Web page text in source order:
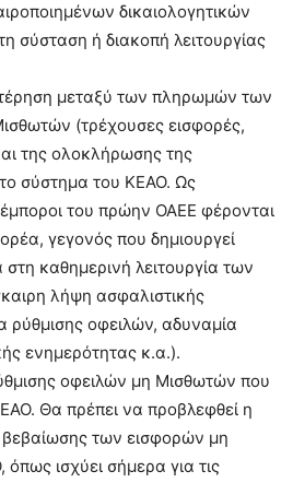
δικαιολογητικών
σύσταση ή διακοπή λειτουργίας
μεταξύ των πληρωμών των
(τρέχουσες εισφορές,
της ολοκλήρωσης της
σύστημα του ΚΕΑΟ. Ως
του πρώην ΟΑΕΕ φέρονται
γεγονός που δημιουργεί
καθημερινή λειτουργία των
λήψη ασφαλιστικής
ρύθμισης οφειλών, αδυναμία
ενημερότητας κ.α.).
οφειλών μη Μισθωτών που
Θα πρέπει να προβλεφθεί η
των εισφορών μη
ισχύει σήμερα για τις